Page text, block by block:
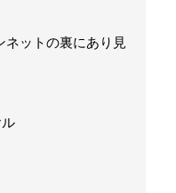
ットの裏にあり見